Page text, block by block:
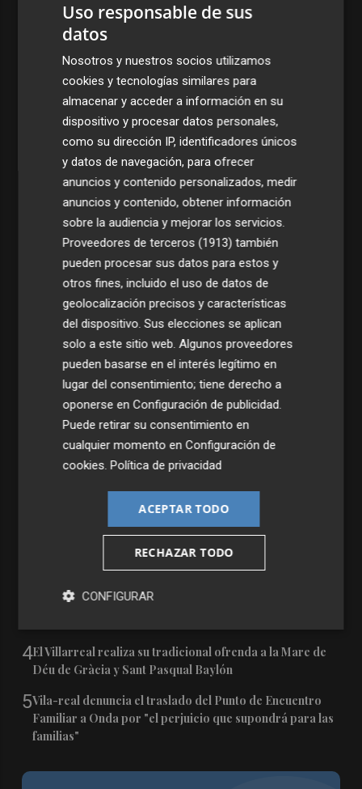
Últimas Noticias
Castelló apuesta por convertir el eclipse en un referente
científico: recibirá a un gran equipo de expertos
Moreno, Foyth, Comesaña, Ayoze, Cardona y Logan
en Castellón: los fondos de la UE destinan 19 millones a
4El Villarreal realiza su tradicional ofrenda a la Mare de
Déu de Gràcia y Sant Pasqual Baylón
5Vila-real denuncia el traslado del Punto de Encuentro
Familiar a Onda por "el perjuicio que supondrá para las
familias"
Uso responsable de sus
datos
Nosotros y nuestros socios utilizamos
cookies y tecnologías similares para
almacenar y acceder a información en su
dispositivo y procesar datos personales,
como su dirección IP, identificadores únicos
y datos de navegación, para ofrecer
anuncios y contenido personalizados, medir
anuncios y contenido, obtener información
sobre la audiencia y mejorar los servicios.
Proveedores de terceros (1913) también
pueden procesar sus datos para estos y
otros fines, incluido el uso de datos de
geolocalización precisos y características
del dispositivo. Sus elecciones se aplican
solo a este sitio web. Algunos proveedores
pueden basarse en el interés legítimo en
lugar del consentimiento; tiene derecho a
oponerse enConfiguración de publicidad.
Puede retirar su consentimiento en
cualquier momento enConfiguración de
cookies.Política de privacidad
ACEPTAR TODO
RECHAZAR TODO
CONFIGURAR